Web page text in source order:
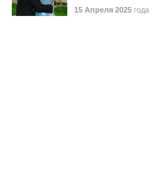
15 Апреля 2025 года